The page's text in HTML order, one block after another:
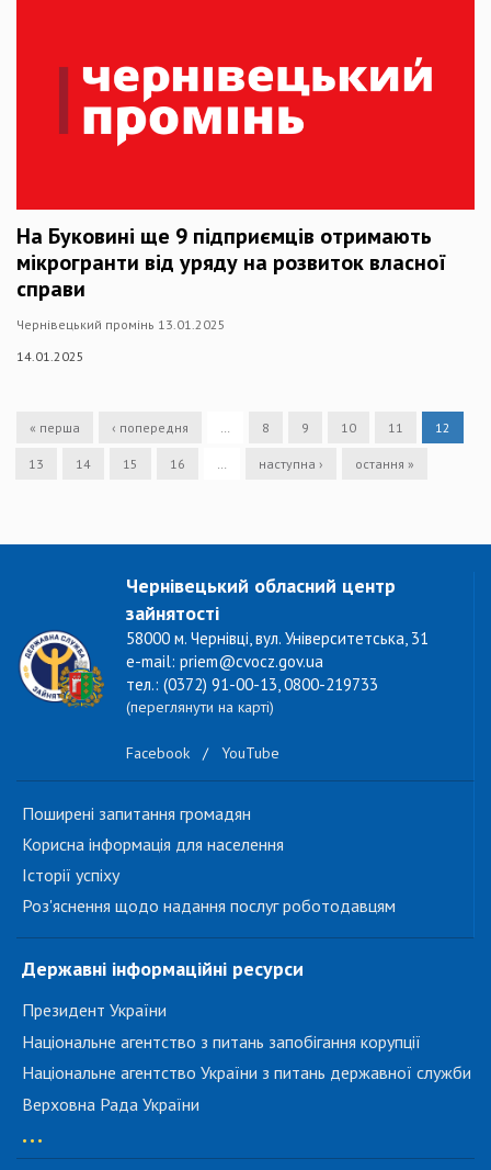
На Буковині ще 9 підприємців отримають
мікрогранти від уряду на розвиток власної
справи
Чернівецький промінь 13.01.2025
14.01.2025
« перша ‹ попередня … 8 9 10 11 12
13 14 15 16 … наступна › остання »
Чернівецький обласний центр
зайнятості
58000 м. Чернівці, вул. Університетська, 31
e-mail: priem@cvocz.gov.ua
тел.: (0372) 91-00-13, 0800-219733
(переглянути на карті)
Facebook / YouTube
Поширені запитання громадян
Корисна інформація для населення
Історії успіху
Роз'яснення щодо надання послуг роботодавцям
Державні інформаційні ресурси
Президент України
Національне агентство з питань запобігання корупції
Національне агентство України з питань державної служби
Верховна Рада України
...